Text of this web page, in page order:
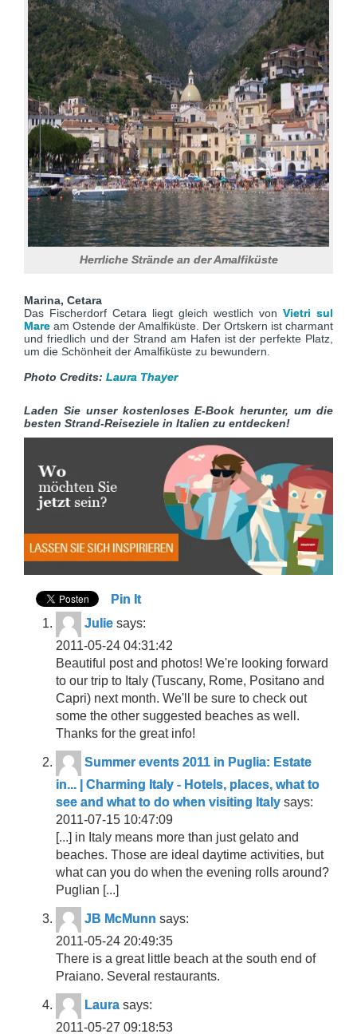
Herrliche Strände an der Amalfiküste
Marina, Cetara
Das Fischerdorf Cetara liegt gleich westlich von Vietri sul
Mare am Ostende der Amalfiküste. Der Ortskern ist charmant
und friedlich und der Strand am Hafen ist der perfekte Platz,
um die Schönheit der Amalfiküste zu bewundern.
Photo Credits: Laura Thayer
Laden Sie unser kostenloses E-Book herunter, um die
besten Strand-Reiseziele in Italien zu entdecken!
Pin It
Julie says:
2011-05-24 04:31:42
Beautiful post and photos! We're looking forward
to our trip to Italy (Tuscany, Rome, Positano and
Capri) next month. We'll be sure to check out
some the other suggested beaches as well.
Thanks for the great info!
Summer events 2011 in Puglia: Estate
in... | Charming Italy - Hotels, places, what to
see and what to do when visiting Italy says:
2011-07-15 10:47:09
[...] in Italy means more than just gelato and
beaches. Those are ideal daytime activities, but
what can you do when the evening rolls around?
Puglian [...]
JB McMunn says:
2011-05-24 20:49:35
There is a great little beach at the south end of
Praiano. Several restaurants.
Laura says:
2011-05-27 09:18:53